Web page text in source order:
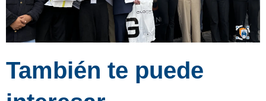
También te puede